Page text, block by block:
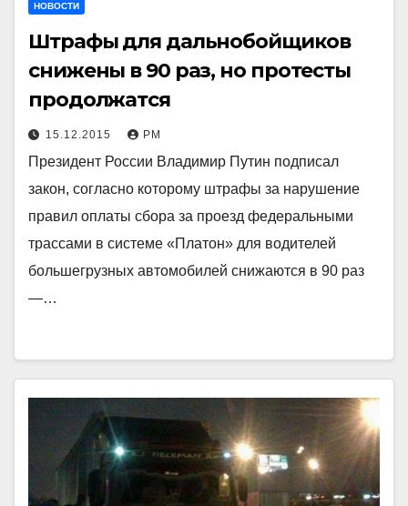
НОВОСТИ
Штрафы для дальнобойщиков
снижены в 90 раз, но протесты
продолжатся
15.12.2015 РМ
Президент России Владимир Путин подписал
закон, согласно которому штрафы за нарушение
правил оплаты сбора за проезд федеральными
трассами в системе «Платон» для водителей
большегрузных автомобилей снижаются в 90 раз
—…